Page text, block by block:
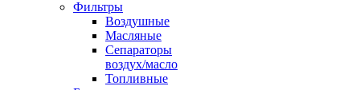
Фильтры
Воздушные
Масляные
Сепараторы
воздух/масло
Топливные